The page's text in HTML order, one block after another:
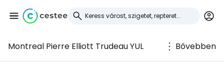
Montreal Pierre Elliott Trudeau YUL Bővebben
Bejelentkezés a